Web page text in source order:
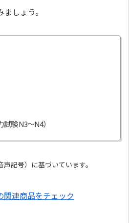
ましょう。
記号）に基づいています。
連商品をチェック